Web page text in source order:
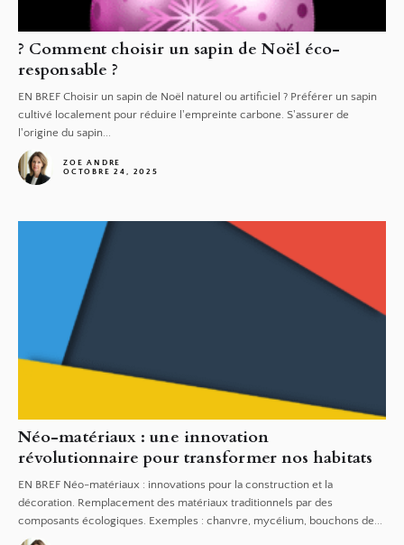
? Comment choisir un sapin de Noël éco-
responsable ?
EN BREF Choisir un sapin de Noël naturel ou artificiel ? Préférer un sapin
cultivé localement pour réduire l'empreinte carbone. S'assurer de
l'origine du sapin...
ZOE ANDRE
OCTOBRE 24, 2025
Néo-matériaux : une innovation
révolutionnaire pour transformer nos habitats
EN BREF Néo-matériaux : innovations pour la construction et la
décoration. Remplacement des matériaux traditionnels par des
composants écologiques. Exemples : chanvre, mycélium, bouchons de...